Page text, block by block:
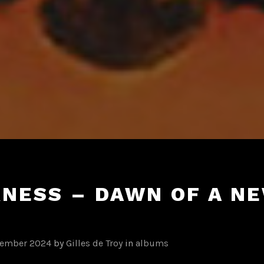
– DAWN OF A
2024 by Gilles de Troy in albums